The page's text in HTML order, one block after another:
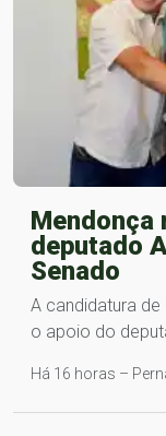
Mendonça
deputado
Senado
A candidatura
o apoio do
Há 16 horas –